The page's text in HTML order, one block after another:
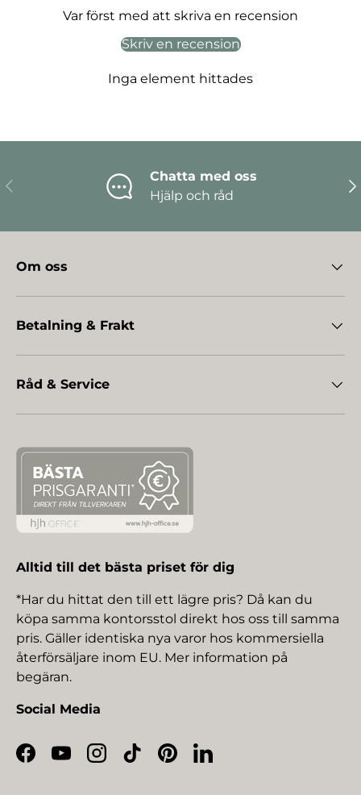
Var först med att skriva en recension
Skriv en recension
Inga element hittades
Föregående
Chatta med oss
Hjälp och råd
Om oss
Betalning & Frakt
Råd & Service
Alltid till det bästa priset för dig
*Har du hittat den till ett lägre pris? Då kan du
köpa samma kontorsstol direkt hos oss till samma
pris. Gäller identiska nya varor hos kommersiella
återförsäljare inom EU. Mer information på
begäran.
Social Media
Facebook
YouTubeInstagram
TikTokPinterestLinkedIn